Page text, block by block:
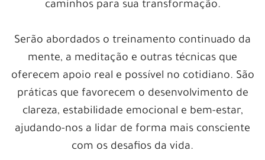
caminhos para sua transformação.
Serão abordados o treinamento continuado da
mente, a meditação e outras técnicas que
oferecem apoio real e possível no cotidiano. São
práticas que favorecem o desenvolvimento de
clareza, estabilidade emocional e bem-estar,
ajudando-nos a lidar de forma mais consciente
com os desafios da vida.